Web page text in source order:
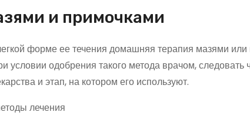
и примочками
форме ее течения домашняя терапия мазями
условии одобрения такого метода врачом, следовать
и этап, на котором его используют.